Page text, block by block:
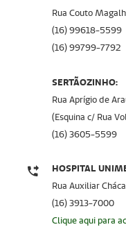
Rua Couto
(16) 99618-5599
(16) 99799-7792
SERTÃOZINHO:
Rua Aprígio de
(Esquina c/ Rua
(16) 3605-5599
HOSPITAL
Rua Auxiliar
(16) 3913-7000
Clique aqui para